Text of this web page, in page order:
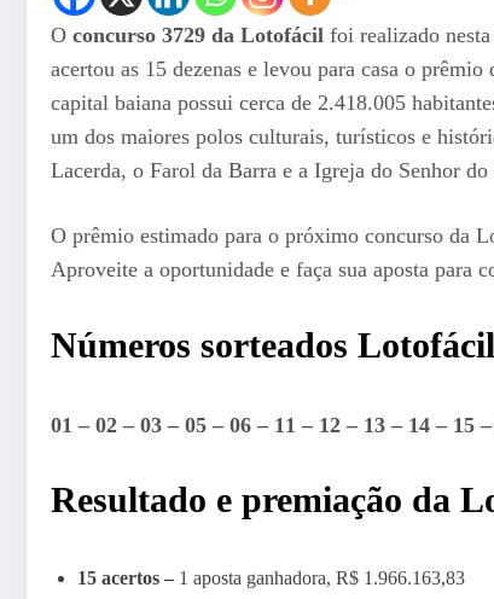
O concurso 3729 da Lotofácil foi realizado
acertou as 15 dezenas e levou para casa o
capital baiana possui cerca de 2.418.005
um dos maiores polos culturais, turísticos e
Lacerda, o Farol da Barra e a Igreja do Senhor
O prêmio estimado para o próximo concurso da
Aproveite a oportunidade e faça sua aposta para
Números sorteados
01 – 02 – 03 – 05 – 06 – 11 – 12 – 13 – 14 – 15
Resultado e premiação da
15 acertos – 1 aposta ganhadora, R$ 1.966.163,83